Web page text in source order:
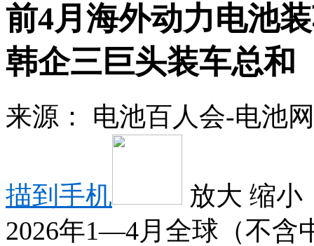
前4月海外动力电池
韩企三巨头装车总和
来源： 电池百人会-电池
描到手机 放大 缩小
2026年1—4月全球（不含